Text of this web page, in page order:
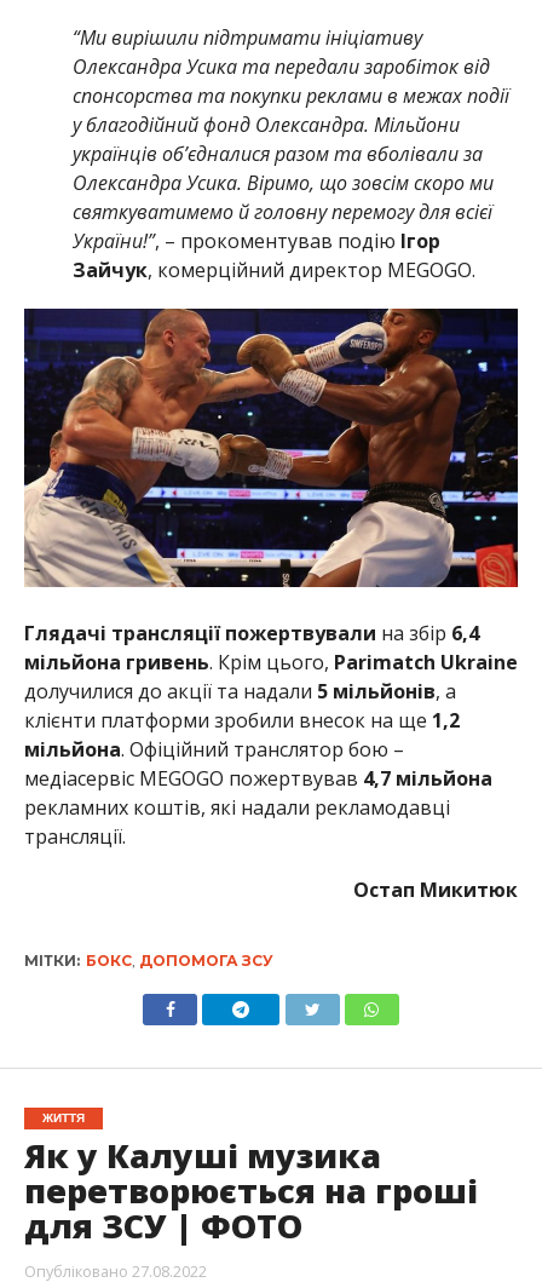
“Ми вирішили підтримати ініціативу
Олександра Усика та передали заробіток від
спонсорства та покупки реклами в межах події
у благодійний фонд Олександра. Мільйони
українців обʼєдналися разом та вболівали за
Олександра Усика. Віримо, що зовсім скоро ми
святкуватимемо й головну перемогу для всієї
України!”, – прокоментував подію Ігор
Зайчук, комерційний директор MEGOGO.
Глядачі трансляції пожертвували на збір 6,4
мільйона гривень. Крім цього, Parimatch Ukraine
долучилися до акції та надали 5 мільйонів, а
клієнти платформи зробили внесок на ще 1,2
мільйона. Офіційний транслятор бою –
медіасервіс MEGOGO пожертвував 4,7 мільйона
рекламних коштів, які надали рекламодавці
трансляції.
Остап Микитюк
МІТКИ: БОКС, ДОПОМОГА ЗСУ
ЖИТТЯ
Як у Калуші музика
перетворюється на гроші
для ЗСУ | ФОТО
Опубліковано 27.08.2022